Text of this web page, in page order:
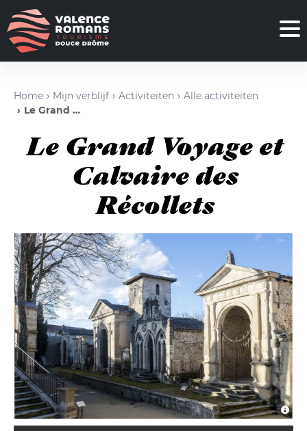
Home Mijn verblijf Activiteiten
Alle activiteiten
Le Grand Voyage et Calvaire des Récollets
Le Grand Voyage et
Calvaire des
Récollets